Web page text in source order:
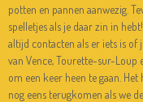
potten en pannen aanwezig.
spelletjes als je daar zin in
altijd contacten als er iets is of
van Vence, Tourette-sur-Loup
om een keer heen te gaan.
nog eens terugkomen als we